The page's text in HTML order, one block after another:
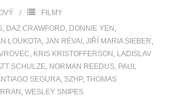
FILMY
, DAZ CRAWFORD, DONNIE YEN ,
LOUKOTA, JAN RÉVAI , JIŘÍ MARIA SIEBER,
, KRIS KRISTOFFERSON , LADISLAV
SCHULZE, NORMAN REEDUS, PAUL
SEGURA, SZHP, THOMAS
, WESLEY SNIPES